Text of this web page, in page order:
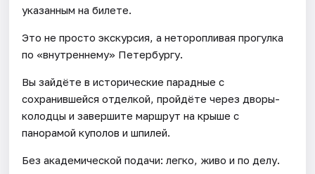
указанным на билете.
Это не просто экскурсия, а неторопливая прогулка
по «внутреннему» Петербургу.
Вы зайдёте в исторические парадные с
сохранившейся отделкой, пройдёте через дворы-
колодцы и завершите маршрут на крыше с
панорамой куполов и шпилей.
Без академической подачи: легко, живо и по делу.